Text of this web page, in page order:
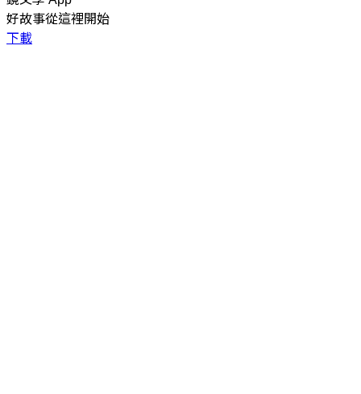
好故事從這裡開始
下載